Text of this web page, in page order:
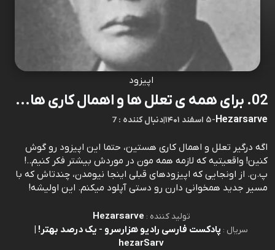
اپیزود
02. برای همه ی تعلل ها و اهمال کاری ها...
Hezarsarve
-۵ اسفند ۱۴۰۱ |7 : دنبال کننده
اگه درگیر تعلل و اهمال کاری هستین، حتما این اپیزود رو گوش
کنین! واقعیتیه که لازمه همه مون در موردش بیشتر فکر کنیم..!
پ.ن. از اونجایی که اپیزودهای قبلی اینجا نیومدن، چندتاش که با
مسیر جدید همخوانی دارن رو دستی آپلود میکنم. این اولیشه!
تولید کننده : Hezarsarve
سریال : پادکست فارسی رادیو هزارسرو - یک درصد بهتر! |
hezarSarv